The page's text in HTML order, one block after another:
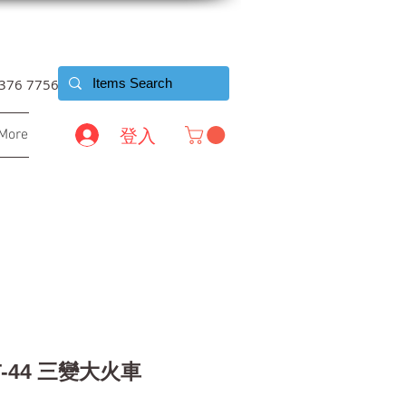
7756
登入
三變大火車